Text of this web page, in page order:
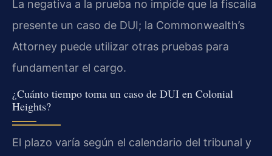
La negativa a la prueba no impide que la fiscalía
presente un caso de DUI; la Commonwealth’s
Attorney puede utilizar otras pruebas para
fundamentar el cargo.
¿Cuánto tiempo toma un caso de DUI en Colonial
Heights?
El plazo varía según el calendario del tribunal y